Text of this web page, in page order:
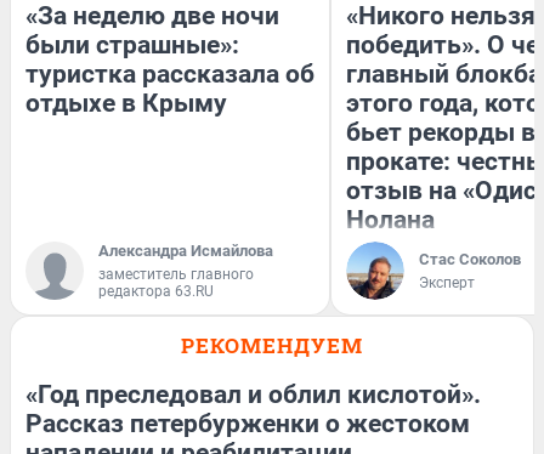
«За неделю две ночи
были страшные»:
туристка рассказала об
отдыхе в Крыму
Александра Исмайлова
заместитель главного
редактора 63.RU
«Никого нельзя
победить». О
главный
этого года,
бьет рекорды в
прокате:
отзыв на
Нолана
Стас Соколов
Эксперт
РЕКОМЕНДУЕМ
«Год преследовал и облил кислотой».
Рассказ петербурженки о жестоком